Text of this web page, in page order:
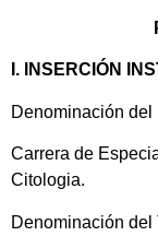
I. INSERCIÓN
Denominación del
Carrera de
Citologia.
Denominación del